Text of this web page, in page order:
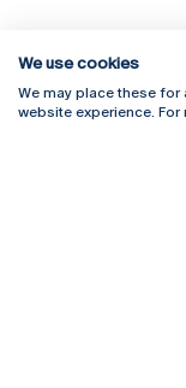
Rua
We use cookies
We may place these
website experience.